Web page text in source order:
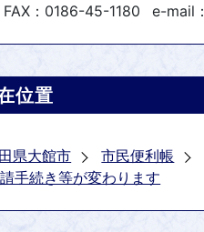
FAX：0186-45-1180 e-mail：
位置
県大館市 市民便利帳
手続き等が変わります